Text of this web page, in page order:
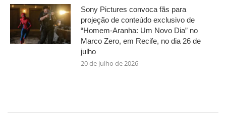
Sony Pictures convoca fãs para
projeção de conteúdo exclusivo de
“Homem-Aranha: Um Novo Dia” no
Marco Zero, em Recife, no dia 26 de
julho
20 de julho de 2026